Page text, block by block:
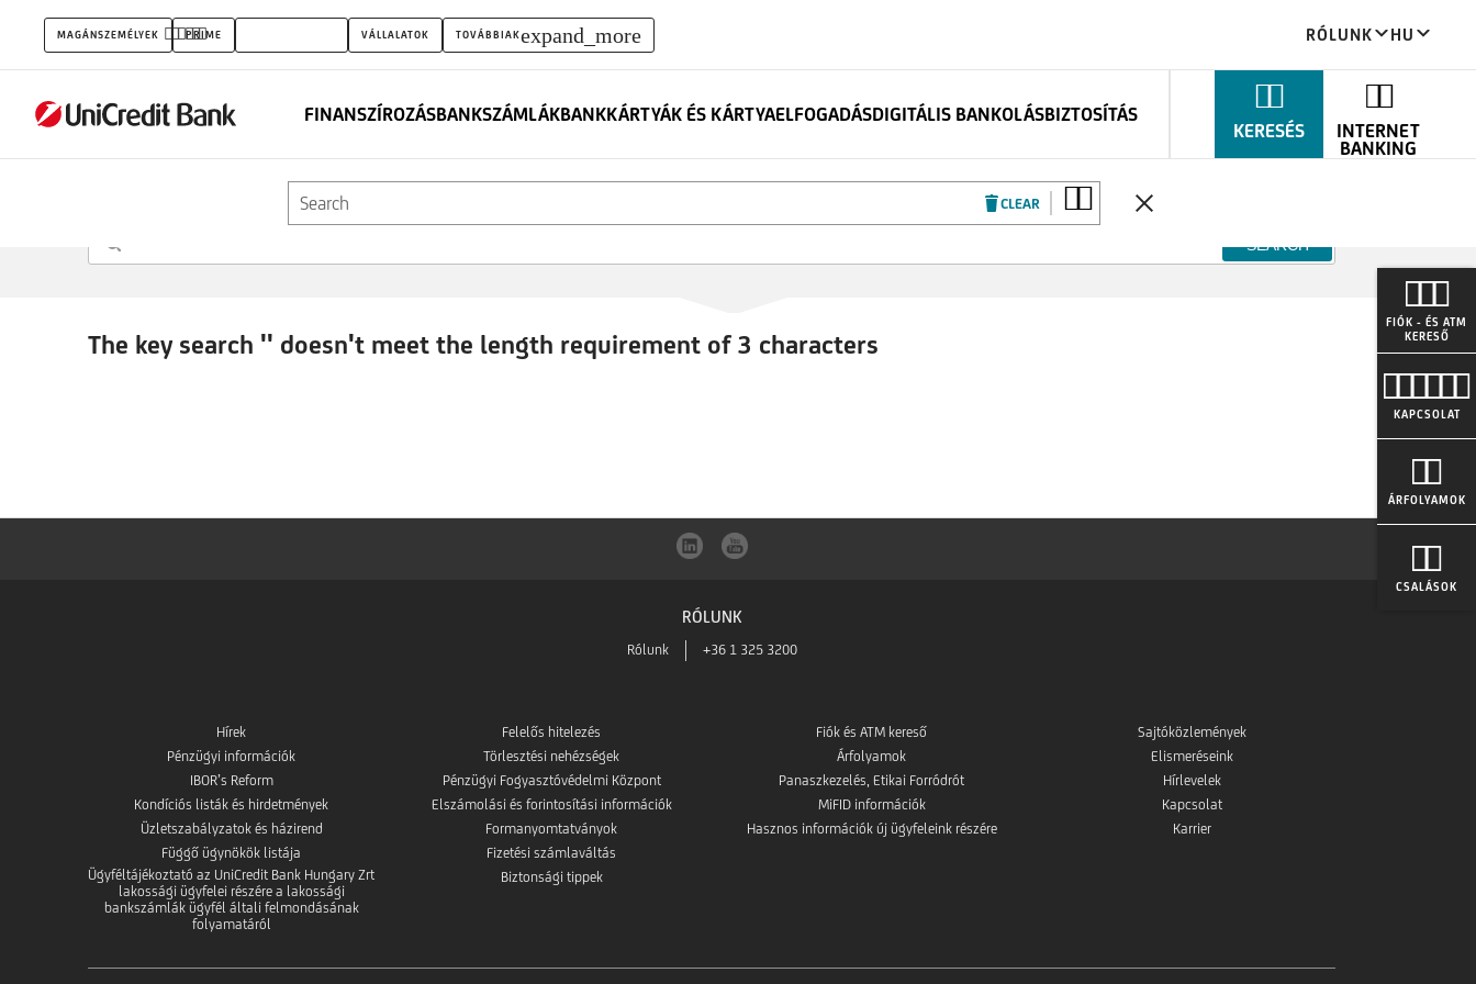
Search
MAGÁNSZEMÉLYEK PRIME VÁLLALATOK TOVÁBBIAKexpand_more RÓLUNK HU
FINANSZÍROZÁSBANKSZÁMLÁKBANKKÁRTYÁK ÉS KÁRTYAELFOGADÁSDIGITÁLIS BANKOLÁSBIZTOSÍTÁS
KERESÉS
CLEAR
INTERNET
BANKING
FIÓK - ÉS ATM
KERESŐ
KAPCSOLAT
ÁRFOLYAMOK
CSALÁSOK
The key search '' doesn't meet the length requirement of 3 characters
RÓLUNK
Rólunk +36 1 325 3200
Hírek
Pénzügyi információk
IBOR’s Reform
Kondíciós listák és hirdetmények
Üzletszabályzatok és házirend
Függő ügynökök listája
Ügyféltájékoztató az UniCredit Bank Hungary Zrt
lakossági ügyfelei részére a lakossági
bankszámlák ügyfél általi felmondásának
folyamatáról
Felelős hitelezés
Törlesztési nehézségek
Pénzügyi Fogyasztóvédelmi Központ
Elszámolási és forintosítási információk
Formanyomtatványok
Fizetési számlaváltás
Biztonsági tippek
Fiók és ATM kereső
Árfolyamok
Panaszkezelés, Etikai Forródrót
MiFID információk
Hasznos információk új ügyfeleink részére
Sajtóközlemények
Elismeréseink
Hírlevelek
Kapcsolat
Karrier